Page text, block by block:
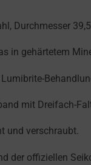
Durchmesser
in gehärtetem
mit Dreifach-
und verschraubt.
der offiziellen